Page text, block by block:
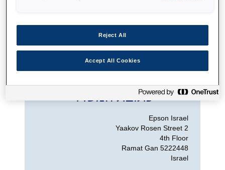
צפה בשותפי שירות
כתובת המשרד
Israel
Reject All
Accept All Cookies